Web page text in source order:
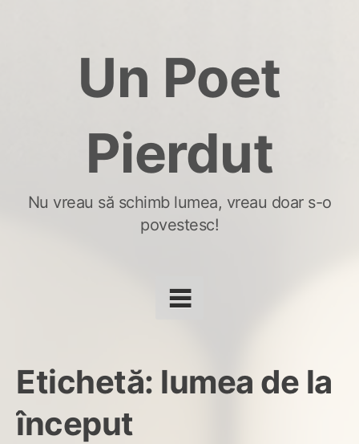
Un Poet
Pierdut
Nu vreau să schimb lumea, vreau doar s-o
povestesc!
Etichetă: lumea de la
început